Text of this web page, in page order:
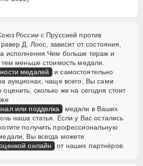
России с Пруссией против
Д. Лоос, зависит от состояния,
исполнения.Чем больше тираж и
меньше стоимость медали.
медалей
и самостоятельно
аукционах, чаще всего, Вы сами
сколько же на сегодня стоит
или подделка
медали в Ваших
наша статья. Если у Вас остались
получить профессиональную
Вы всегда можете
онлайн от наших партнёров.